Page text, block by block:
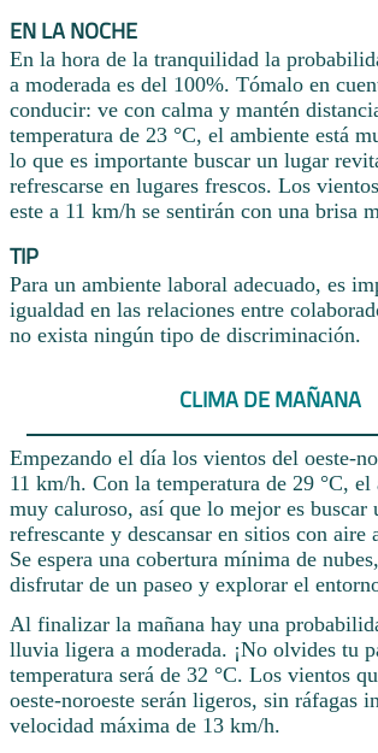
EN LA NOCHE
En la hora de la tranquilidad la
a moderada es del 100%. Tómalo en
conducir: ve con calma y mantén
temperatura de 23 °C, el ambiente está
lo que es importante buscar un lugar
refrescarse en lugares frescos. Los
este a 11 km/h se sentirán con una brisa
TIP
Para un ambiente laboral adecuado, es
igualdad en las relaciones entre
no exista ningún tipo de discriminación.
CLIMA DE MAÑANA
Empezando el día los vientos del oeste-
11 km/h. Con la temperatura de 29 °C, el
muy caluroso, así que lo mejor es buscar
refrescante y descansar en sitios con aire
Se espera una cobertura mínima de
disfrutar de un paseo y explorar el
Al finalizar la mañana hay una
lluvia ligera a moderada. ¡No olvides tu
temperatura será de 32 °C. Los vientos
oeste-noroeste serán ligeros, sin ráfagas
velocidad máxima de 13 km/h.